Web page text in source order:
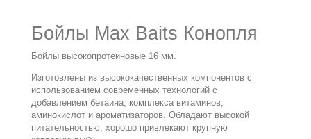
Бойлы Max Baits Конопля
Бойлы высокопротеиновые 16 мм.
Изготовлены из высококачественных компонентов с
использованием современных технологий с
добавлением бетаина, комплекса витаминов,
аминокислот и ароматизаторов. Обладают высокой
питательностью, хорошо привлекают крупную